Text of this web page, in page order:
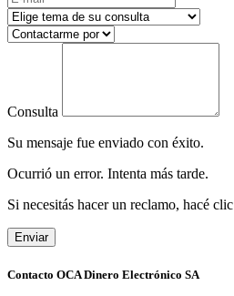
Consulta
Su mensaje fue enviado con éxito.
Ocurrió un error. Intenta más tarde.
Si necesitás hacer un reclamo, hacé clic
Enviar
Contacto OCA Dinero Electrónico SA